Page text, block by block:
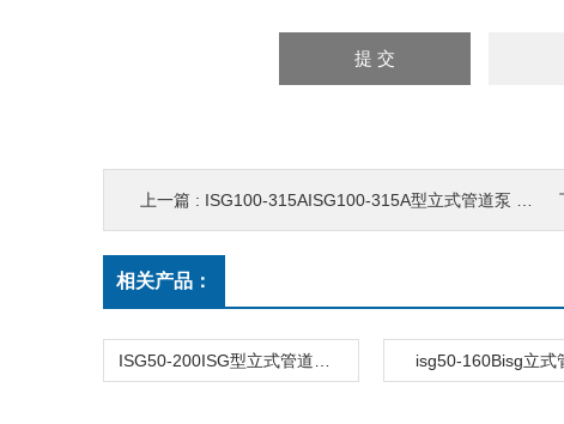
上一篇 : ISG100-315AISG100-315A型立式管道泵 管道循环泵
相关产品：
isg50-160Bisg立式